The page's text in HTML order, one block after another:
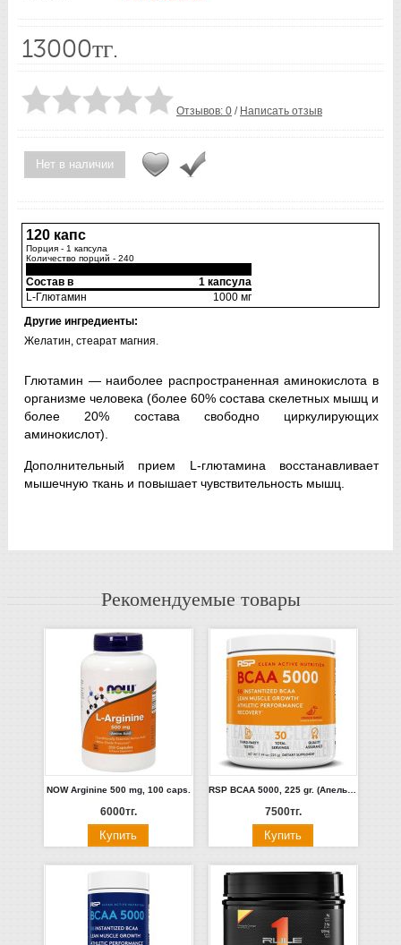
13000тг.
Отзывов: 0 / Написать отзыв
Нет в наличии
120 капс
Порция - 1 капсула
Количество порций - 240
Состав в
1 капсула
L-Глютамин
1000 мг
Другие ингредиенты:
Желатин, стеарат магния.
Глютамин — наиболее распространенная аминокислота в
организме человека (более 60% состава скелетных мышц и
более 20% состава свободно циркулирующих
аминокислот).
Дополнительный прием L-глютамина восстанавливает
мышечную ткань и повышает чувствительность мышц.
Рекомендуемые товары
NOW Arginine 500 mg, 100 caps.
6000тг.
RSP BCAA 5000, 225 gr. (Апельсин-Манго, Голубика)
7500тг.